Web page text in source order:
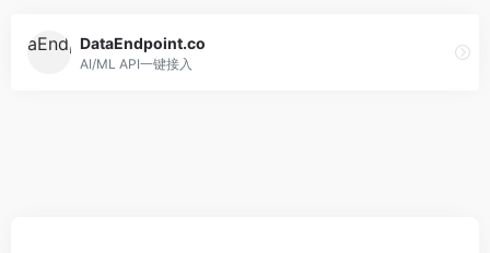
DataEndpoint.co
AI/ML API一键接入